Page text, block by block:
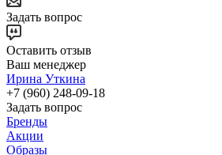
Задать вопрос
Оставить отзыв
Ваш менеджер
Ирина Уткина
+7 (960) 248-09-18
Задать вопрос
Бренды
Акции
Образы